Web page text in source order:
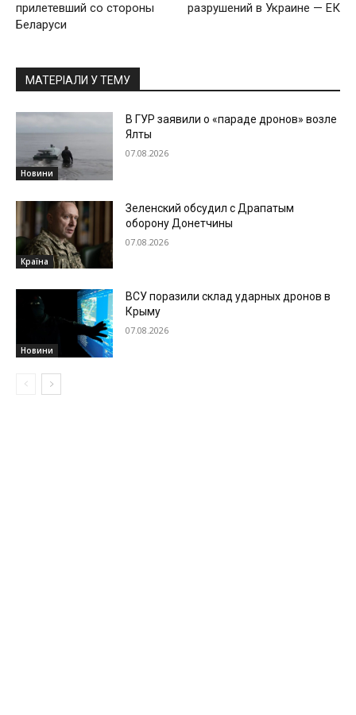
прилетевший со стороны
Беларуси
разрушений в Украине — ЕК
МАТЕРІАЛИ У ТЕМУ
Новини
В ГУР заявили о «параде дронов» возле
Ялты
07.08.2026
Країна
Зеленский обсудил с Драпатым
оборону Донетчины
07.08.2026
Новини
ВСУ поразили склад ударных дронов в
Крыму
07.08.2026